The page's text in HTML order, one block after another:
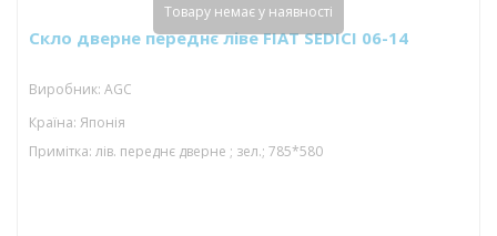
Скло дверне переднє ліве FIAT SEDICI 06-14
Виробник: AGC
Країна: Японія
Примітка: лів. переднє дверне ; зел.; 785*580
Товару немає у наявності